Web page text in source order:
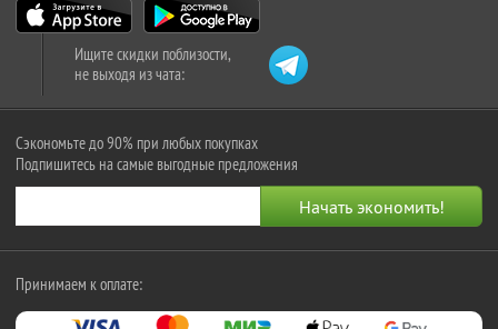
Ищите скидки поблизости,
не выходя из чата:
Сэкономьте до 90% при любых покупках
Подпишитесь на самые выгодные предложения
Принимаем к оплате: